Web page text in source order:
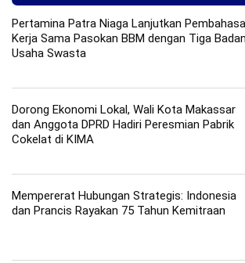
Pertamina Patra Niaga Lanjutkan
Kerja Sama Pasokan BBM dengan Tiga Badan
Usaha Swasta
Dorong Ekonomi Lokal, Wali Kota Makassar
dan Anggota DPRD Hadiri Peresmian Pabrik
Cokelat di KIMA
Mempererat Hubungan Strategis: Indonesia
dan Prancis Rayakan 75 Tahun Kemitraan